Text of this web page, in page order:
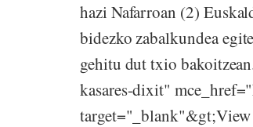
hazi Nafarroan (2)
bidezko zabalkundea
gehitu dut txio
kasares-dixit"